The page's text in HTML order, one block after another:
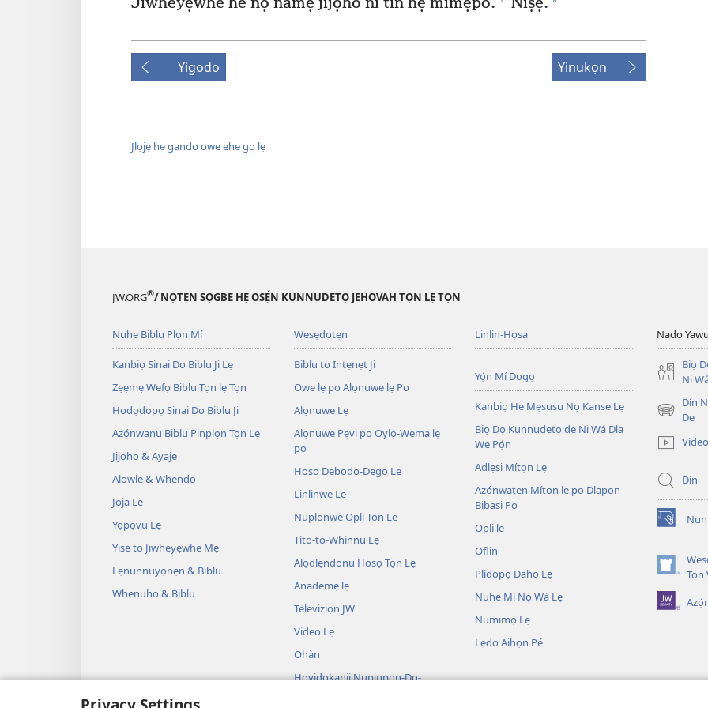
Yigodo Yinukọn
Jlọjẹ he gando owe ehe go lẹ
JW.ORG®/ NỌTẸN SỌGBE HẸ OSẸ́N KUNNUDETỌ JEHOVAH TỌN LẸ TỌN
Nuhe Biblu Plọn Mí
Kanbiọ Sinai Do Biblu Ji Lẹ
Zẹẹmẹ Wefọ Biblu Tọn lẹ Tọn
Hodọdopọ Sinai Do Biblu Ji
Azọ́nwanu Biblu Pinplọn Tọn Lẹ
Jijọho & Ayajẹ
Alọwle & Whẹndo
Jọja Lẹ
Yọpọvu Lẹ
Yise to Jiwheyẹwhe Mẹ
Lẹnunnuyọnẹn & Biblu
Whenuho & Biblu
Wesẹdotẹn
Biblu to Intẹnẹt Ji
Owe lẹ po Alọnuwe lẹ Po
Alọnuwe Lẹ
Alọnuwe Pẹvi po Oylọ-Wema lẹ
po
Hosọ Debọdo-Dego Lẹ
Linlinwe Lẹ
Nuplọnwe Opli Tọn Lẹ
Tito-to-Whinnu Lẹ
Alọdlẹndonu Hosọ Tọn Lẹ
Anademẹ lẹ
Televiziọn JW
Video Lẹ
Ohàn
Hoyidokanji Nupinpọn-Do-
Linlin-Họsa
Yọ́n Mí Dogọ
Kanbiọ He Mẹsusu Nọ Kanse Lẹ
Biọ Dọ Kunnudetọ de Ni Wá Dla
We Pọ́n
Adlẹsi Mítọn Lẹ
Azọ́nwatẹn Mítọn lẹ po Dlapọn
Bibasi Po
Opli lẹ
Oflin
Plidopọ Daho Lẹ
Nuhe Mí Nọ Wà Lẹ
Numimọ Lẹ
Lẹdo Aihọn Pé
Nado
Biọ
Ni
Dín
De
(opens
window)
Dín
(opens
new
window)
Tọn
(opens
new
window)